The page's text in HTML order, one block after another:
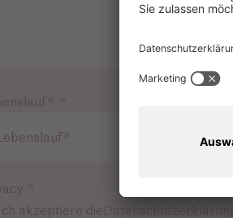
*
*
Ich akzeptiere die Datenschutzerklärung